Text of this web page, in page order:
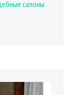
салоны